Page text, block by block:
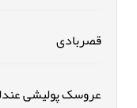
قصربادی
عروسک پولیشی